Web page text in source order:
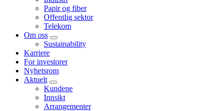
Papir og fiber
Offentlig sektor
Telekom
Om oss
Sustainability
Karriere
For investorer
Nyhetsrom
Aktuelt
Kundene
Innsikt
Arrangementer